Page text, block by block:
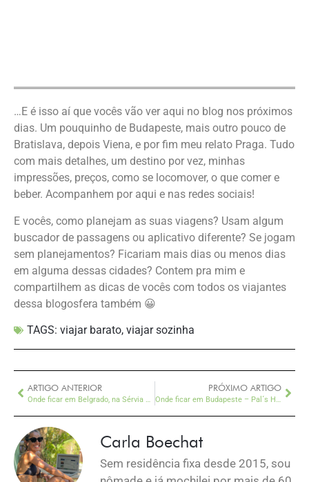
…E é isso aí que vocês vão ver aqui no blog nos próximos
dias. Um pouquinho de Budapeste, mais outro pouco de
Bratislava, depois Viena, e por fim meu relato Praga. Tudo
com mais detalhes, um destino por vez, minhas
impressões, preços, como se locomover, o que comer e
beber. Acompanhem por aqui e nas redes sociais!
E vocês, como planejam as suas viagens? Usam algum
buscador de passagens ou aplicativo diferente? Se jogam
sem planejamentos? Ficariam mais dias ou menos dias
em alguma dessas cidades? Contem pra mim e
compartilhem as dicas de vocês com todos os viajantes
dessa blogosfera também 😀
TAGS: viajar barato, viajar sozinha
ARTIGO ANTERIOR
Onde ficar em Belgrado, na Sérvia – Yolostel hostel design
PRÓXIMO ARTIGO
Onde ficar em Budapeste – Pal´s Hostel
Carla Boechat
Sem residência fixa desde 2015, sou